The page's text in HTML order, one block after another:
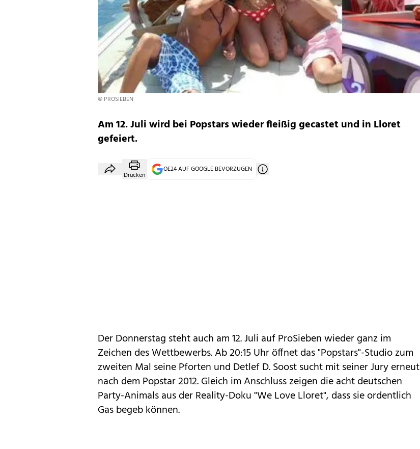
© PROSIEBEN
Am 12. Juli wird bei Popstars wieder fleißig gecastet und in Lloret
gefeiert.
Drucken
OE24 AUF GOOGLE BEVORZUGEN
Der Donnerstag steht auch am 12. Juli auf ProSieben wieder ganz im
Zeichen des Wettbewerbs. Ab 20:15 Uhr öffnet das "Popstars"-Studio zum
zweiten Mal seine Pforten und Detlef D. Soostsucht mit seiner Jury erneut
nach dem Popstar 2012. Gleich im Anschluss zeigen die acht deutschen
Party-Animals aus der Reality-Doku "We Love Lloret", dass sie ordentlich
Gas begeb können.